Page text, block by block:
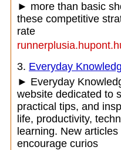
► more than basic
these competitive
rate
3. Everyday
► Everyday
website dedicated to
practical tips, and
life, productivity,
learning. New
encourage curios